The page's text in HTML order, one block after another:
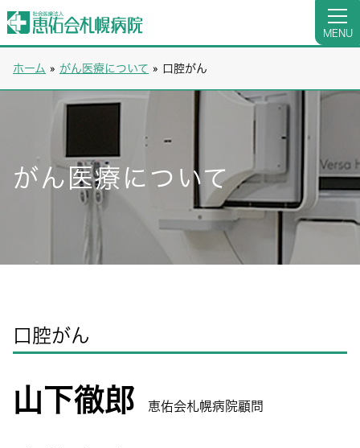
MENU
ホーム » がん医療について » 口腔がん
がん医療について
口腔がん
山下徹郎 恵佑会札幌病院顧問